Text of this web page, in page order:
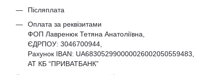
Післяплата
Оплата за реквізитами
ФОП Лавренюк Тетяна Анатоліївна,
ЄДРПОУ: 3046700944
Рахунок IBAN: UA683052990000026002050559483,
АТ КБ “ПРИВАТБАНК”